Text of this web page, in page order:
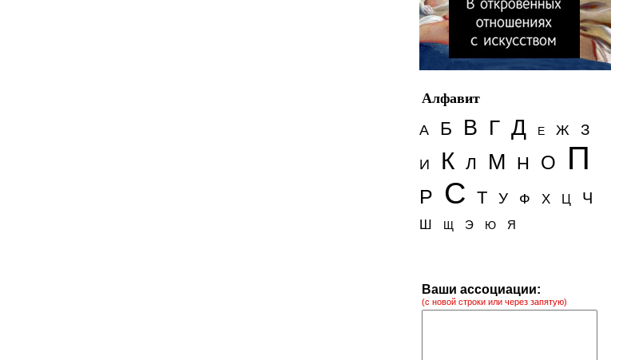
Алфавит
А
Б В Г Д Е Ж З
И К Л М Н О П
Р С Т У Ф Х Ц Ч
Ш Щ Э Ю Я
Ваши ассоциации:
(с новой строки или через запятую)